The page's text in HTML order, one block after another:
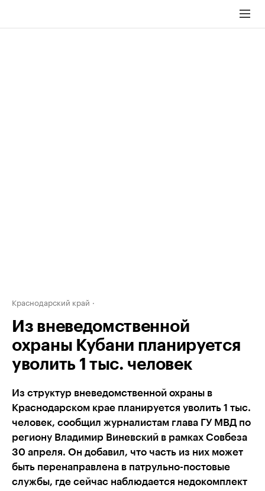
Краснодарский край
Из вневедомственной
охраны Кубани планируется
уволить 1 тыс. человек
Из структур вневедомственной охраны в
Краснодарском крае планируется уволить 1 тыс.
человек, сообщил журналистам глава ГУ МВД по
региону Владимир Виневский в рамках Совбеза
30 апреля. Он добавил, что часть из них может
быть перенаправлена в патрульно-постовые
службы, где сейчас наблюдается недокомплект